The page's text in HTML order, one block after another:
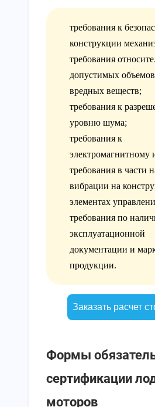
требования к
конструкции
требования
допустимых
вредных веществ;
требования к
уровню шума;
требования к
электромагнитному
требования в части
вибрации на
элементах
требования по
эксплуатационной
документации и
продукции.
Заказать расчет
Формы
сертификации
моторов